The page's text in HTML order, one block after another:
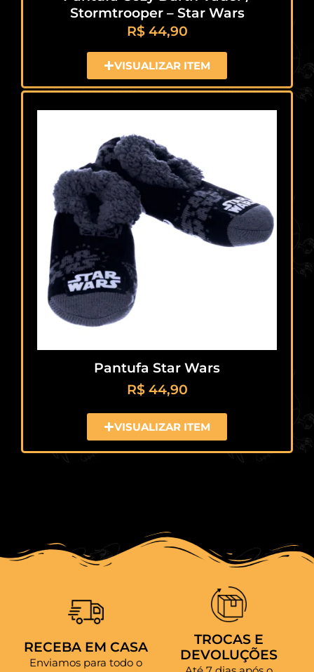
Stormtrooper – Star Wars
R$44,90
VISUALIZAR ITEM
Pantufa Star Wars
R$44,90
VISUALIZAR ITEM
RECEBA EM CASA
Enviamos para todo o
TROCAS E
DEVOLUÇÕES